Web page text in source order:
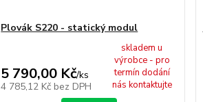
Plovák S220 - statický modul
5 790,00 Kč/ks
4 785,12 Kč bez DPH
skladem u
výrobce - pro
termín dodání
nás kontaktujte